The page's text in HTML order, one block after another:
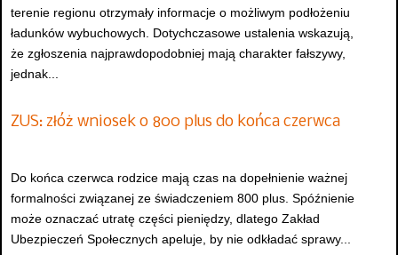
terenie regionu otrzymały informacje o możliwym podłożeniu
ładunków wybuchowych. Dotychczasowe ustalenia wskazują,
że zgłoszenia najprawdopodobniej mają charakter fałszywy,
jednak...
ZUS: złóż wniosek o 800 plus do końca czerwca
Do końca czerwca rodzice mają czas na dopełnienie ważnej
formalności związanej ze świadczeniem 800 plus. Spóźnienie
może oznaczać utratę części pieniędzy, dlatego Zakład
Ubezpieczeń Społecznych apeluje, by nie odkładać sprawy...